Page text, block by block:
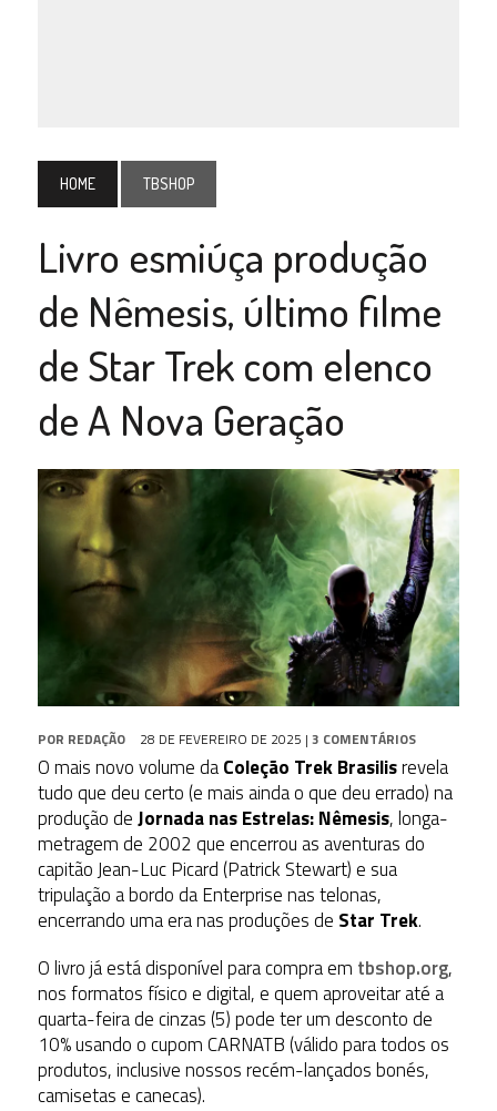
HOME TBSHOP
Livro esmiúça produção
de Nêmesis, último filme
de Star Trek com elenco
de A Nova Geração
POR REDAÇÃO 28 DE FEVEREIRO DE 2025 | 3 COMENTÁRIOS
O mais novo volume daColeção Trek Brasilisrevela
tudo que deu certo (e mais ainda o que deu errado) na
produção deJornada nas Estrelas: Nêmesis, longa-
metragem de 2002 que encerrou as aventuras do
capitão Jean-Luc Picard (Patrick Stewart) e sua
tripulação a bordo da Enterprise nas telonas,
encerrando uma era nas produções de Star Trek.
O livro já está disponível para compra em tbshop.org,
nos formatos físico e digital, e quem aproveitar até a
quarta-feira de cinzas (5) pode ter um desconto de
10% usando o cupom CARNATB (válido para todos os
produtos, inclusive nossos recém-lançados bonés,
camisetas e canecas).